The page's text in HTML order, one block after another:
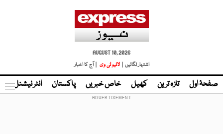
AUGUST 10, 2026
اشتہار لگائیں |
لائیو ٹی وی | آج کا اخبار
صفحۂ اول تازہ ترین کھیل خاص خبریں پاکستان انٹر نیشنل